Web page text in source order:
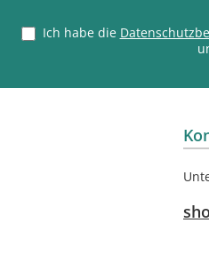
Ich habe die